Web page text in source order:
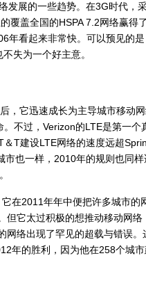
展的一些趋势。在3G时代，
覆盖全国的HSPA 7.2网络赢得
年看起来非常快。可以预见的
失为一个好主意。
它迅速成长为主导城市移动网
不过，Verizon的LTE是第一个
T建设LTE网络的速度远超
也一样，2010年的规则也同
2011年年中便把许多城市的
但它太过积极的想推动移动网
网络出现了罕见的超载与错误
年的胜利，因为他在258个城